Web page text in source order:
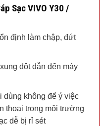
Sạc VIVO Y30 /
định làm chập, đứt
đột dẫn đến máy
dùng không để ý việc
thoại trong môi trường
dễ bị rỉ sét